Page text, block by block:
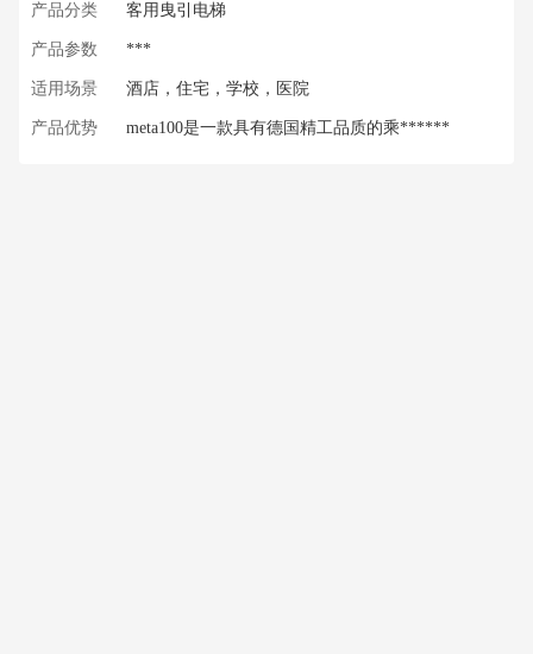
产品分类 客用曳引电梯
产品参数 ***
适用场景 酒店，住宅，学校，医院
产品优势 meta100是一款具有德国精工品质的乘******